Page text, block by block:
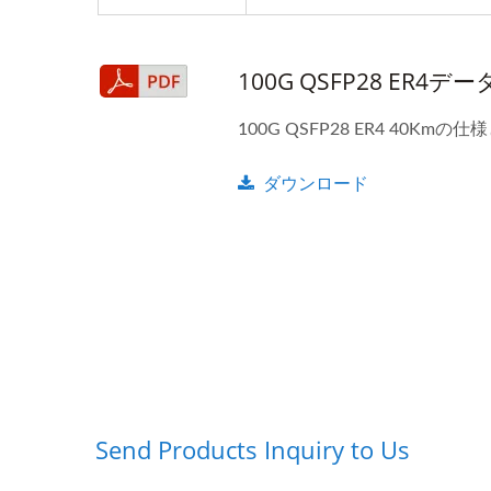
100G QSFP28 ER4デー
100G QSFP28 ER4 40Kmの仕
ダウンロード